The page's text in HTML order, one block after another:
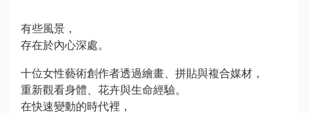
有些風景，
存在於內心深處。
十位女性藝術創作者透過繪畫、拼貼與複合媒材，
重新觀看身體、花卉與生命經驗。
在快速變動的時代裡，